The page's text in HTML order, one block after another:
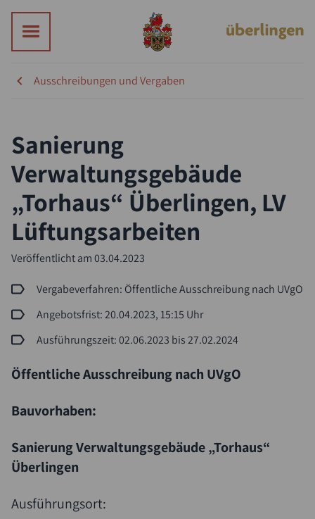
Ausschreibungen und Vergaben
Sanierung
Verwaltungsgebäude
„Torhaus“ Überlingen, LV
Lüftungsarbeiten
Veröffentlicht am03.04.2023
Vergabeverfahren: Öffentliche Ausschreibung nach UVgO
Angebotsfrist: 20.04.2023, 15:15 Uhr
Ausführungszeit: 02.06.2023 bis 27.02.2024
Öffentliche Ausschreibung nach UVgO
Bauvorhaben:
Sanierung Verwaltungsgebäude „Torhaus“
Überlingen
Ausführungsort:
Suche